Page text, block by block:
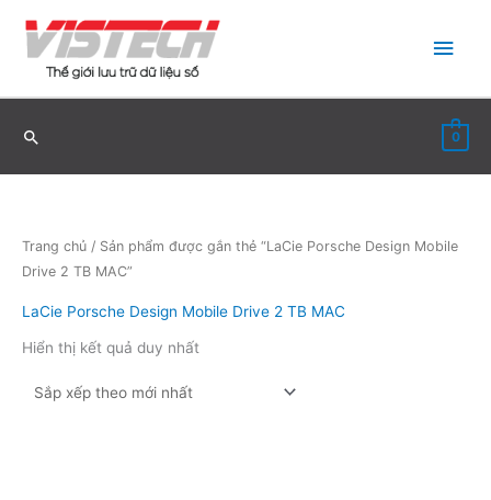
dung
0
Trang chủ / Sản phẩm được gắn thẻ “LaCie Porsche Design Mobile
Drive 2 TB MAC”
LaCie Porsche Design Mobile Drive 2 TB MAC
Hiển thị kết quả duy nhất